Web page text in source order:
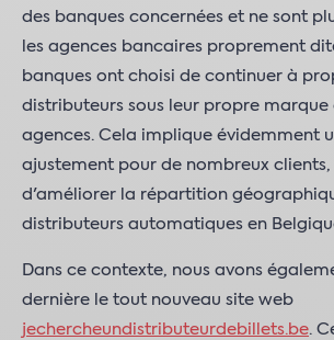
des banques concernées et ne sont
les agences bancaires proprement
banques ont choisi de continuer à
distributeurs sous leur propre marque
agences. Cela implique évidemment
ajustement pour de nombreux
d'améliorer la répartition
distributeurs automatiques en
Dans ce contexte, nous avons
dernière le tout nouveau site web
jechercheundistributeurdebillets.be.